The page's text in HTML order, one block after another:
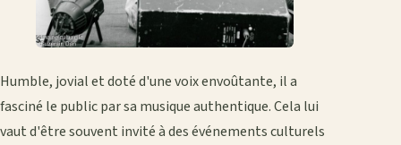
Humble, jovial et doté d'une voix envoûtante, il a
fasciné le public par sa musique authentique. Cela lui
vaut d'être souvent invité à des événements culturels